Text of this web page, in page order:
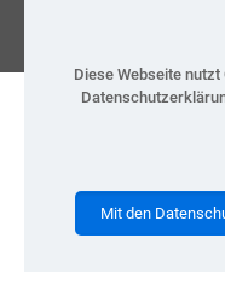
Diese Webseite
Mit den